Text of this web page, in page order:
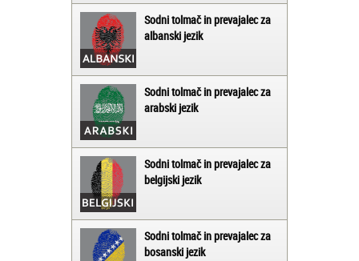
Sodni tolmač in prevajalec za
albanski jezik
Sodni tolmač in prevajalec za
arabski jezik
Sodni tolmač in prevajalec za
belgijski jezik
Sodni tolmač in prevajalec za
bosanski jezik